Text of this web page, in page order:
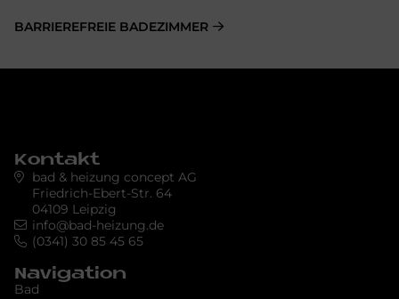
BARRIEREFREIE BADEZIMMER
Kontakt
bad & heizung concept AG
Friedrich-Ebert-Str. 64
04109 Leipzig
info@bad-heizung.de
(0341) 30 85 45 65
Navigation
Bad